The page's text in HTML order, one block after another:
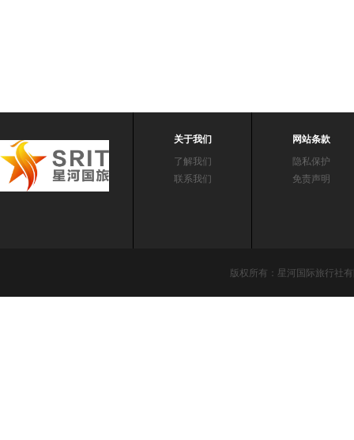
关于我们
了解我们
联系我们
网站条款
隐私保护
免责声明
版权所有：星河国际旅行社